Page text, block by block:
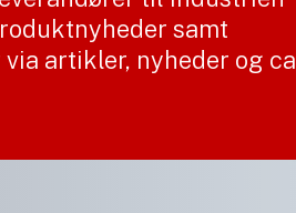
samt
artikler, nyheder og